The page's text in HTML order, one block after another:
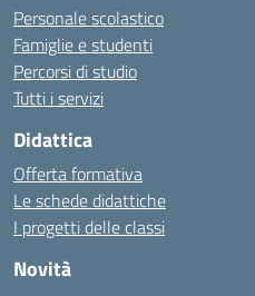
Personale scolastico
Famiglie e studenti
Percorsi di studio
Tutti i servizi
Didattica
Offerta formativa
Le schede didattiche
I progetti delle classi
Novità